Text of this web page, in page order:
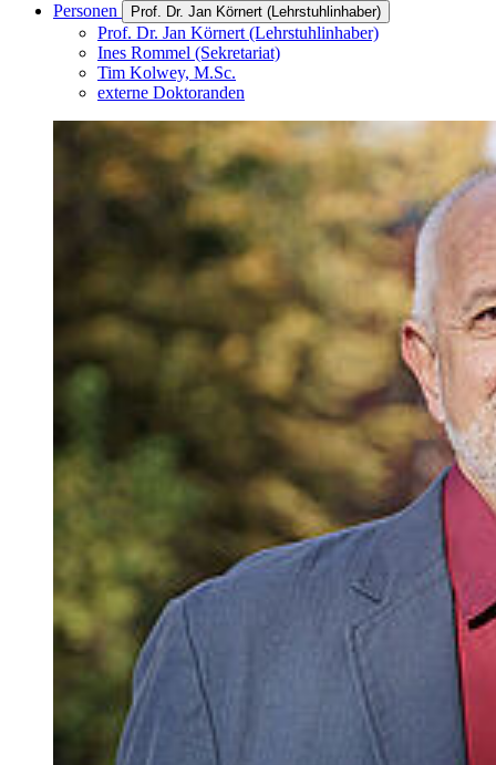
Personen Prof. Dr. Jan Körnert (Lehrstuhlinhaber)
Prof. Dr. Jan Körnert (Lehrstuhlinhaber)
Ines Rommel (Sekretariat)
Tim Kolwey, M.Sc.
externe Doktoranden